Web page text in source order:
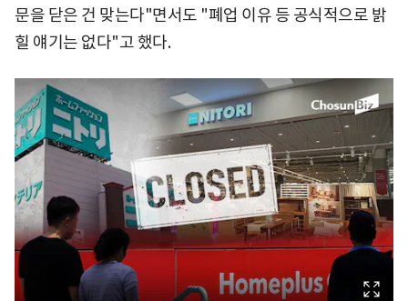
문을 닫은 건 맞는다"면서도 "폐업 이유 등 공식적으로 밝
힐 얘기는 없다"고 했다.